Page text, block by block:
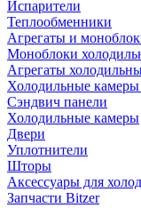
Испарители
Теплообменники
Агрегаты и
Моноблоки
Агрегаты
Холодильные камеры
Сэндвич панели
Холодильные камеры
Двери
Уплотнители
Шторы
Аксессуары для
Запчасти Bitzer